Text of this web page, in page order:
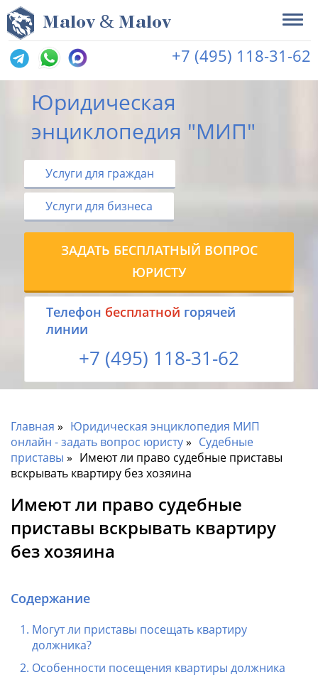
Malov & Malov
+7 (495) 118-31-62
Юридическая
энциклопедия "МИП"
Услуги для граждан
Услуги для бизнеса
ЗАДАТЬ БЕСПЛАТНЫЙ ВОПРОС
ЮРИСТУ
Tелефон бесплатной горячей
линии
+7 (495) 118-31-62
Главная
Юридическая энциклопедия МИП
онлайн - задать вопрос юристу
Судебные
приставы
Имеют ли право судебные приставы
вскрывать квартиру без хозяина
Имеют ли право судебные
приставы вскрывать квартиру
без хозяина
Содержание
Могут ли приставы посещать квартиру
должника?
Особенности посещения квартиры должника